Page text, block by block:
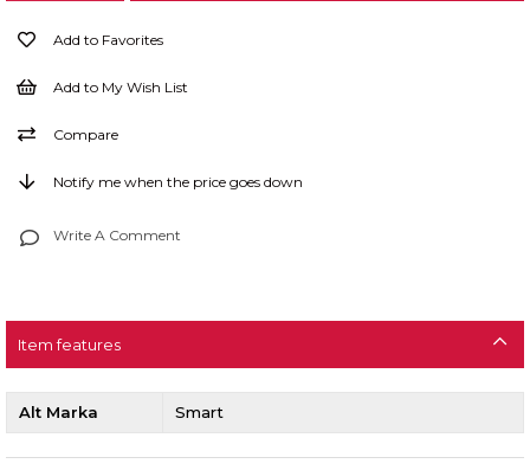
Add to Favorites
Add to My Wish List
Compare
Notify me when the price goes down
Write A Comment
Item features
Alt Marka Smart